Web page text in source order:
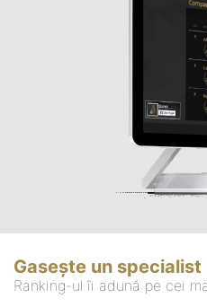
Gasește un specialist
Ranking-ul îi adună pe cei